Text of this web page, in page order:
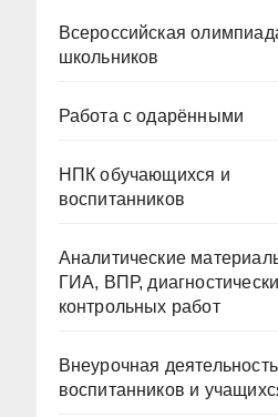
Всероссийская
школьников
Работа с одарёнными
НПК обучающихся и
воспитанников
Аналитические
ГИА, ВПР,
контрольных работ
Внеурочная деятельность
воспитанников и